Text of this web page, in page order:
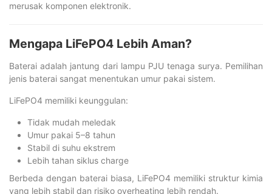
merusak komponen elektronik.
Mengapa LiFePO4 Lebih Aman?
Baterai adalah jantung dari lampu PJU tenaga surya. Pemilihan
jenis baterai sangat menentukan umur pakai sistem.
LiFePO4 memiliki keunggulan:
Tidak mudah meledak
Umur pakai 5–8 tahun
Stabil di suhu ekstrem
Lebih tahan siklus charge
Berbeda dengan baterai biasa, LiFePO4 memiliki struktur kimia
yang lebih stabil dan risiko overheating lebih rendah.